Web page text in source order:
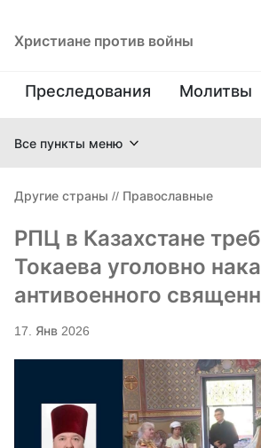
Христиане против войны
Преследования Молитвы
Все пункты меню
Другие страны // Православные
РПЦ в Казахстане
Токаева уголовно
антивоенного
17. Янв 2026